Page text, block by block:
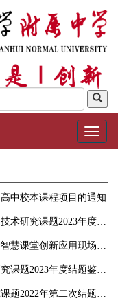
中校本课程项目的通知
【教育局】转发《关于开展全省教育信息技术研究课题2023年度结题鉴定工作的通知》
【教育局】关于举办芜湖市2022年度中学智慧课堂创新应用现场教学比赛的通知
【教育厅】关于开展全省教育信息技术研究课题2023年度结题鉴定工作的通知
【教育局】关于组织芜湖市教育科学研究课题2022年第二次结题评审活动的通知